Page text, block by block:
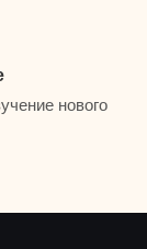
нового